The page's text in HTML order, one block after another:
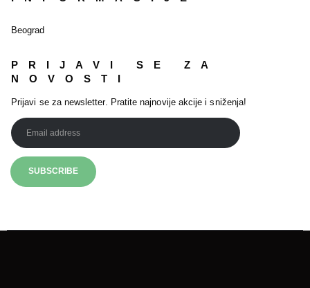
Beograd
PRIJAVI SE ZA
NOVOSTI
Prijavi se za newsletter. Pratite najnovije akcije i sniženja!